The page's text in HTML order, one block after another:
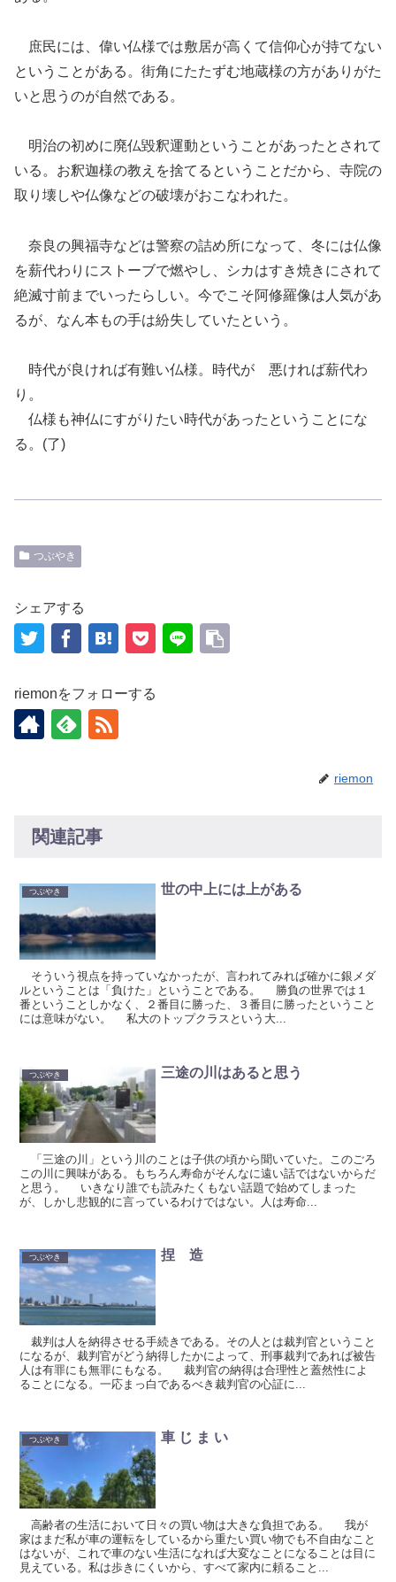
庶民には、偉い仏様では敷居が高くて信仰心が持てない
ということがある。街角にたたずむ地蔵様の方がありがた
いと思うのが自然である。
明治の初めに廃仏毀釈運動ということがあったとされて
いる。お釈迦様の教えを捨てるということだから、寺院の
取り壊しや仏像などの破壊がおこなわれた 。
奈良の興福寺などは警察の詰め所になって、冬には仏像
を薪代わりにストーブで燃やし、シカはすき焼きにされて
絶滅寸前までいったらしい。今でこそ阿修羅像は人気があ
るが、なん本もの手は紛失していたという。
時代が良ければ有難い仏様。 時代が
悪ければ薪代わ
り。
仏様 も神仏にすがりたい時代があったということにな
る。 (了)
つぶやき
シェアする
riemonをフォローする
riemon
関連記事
つぶやき 世の中上には上がある
そういう視点を持っていなかったが、言われてみれば確かに銀メダ
ルということは「負けた」ということである。 勝負の世界では１
番ということしかなく、２番目に勝った、３番目に勝ったということ
には意味がない。 私大のトップクラスという大...
つぶやき 三途の川はあると思う
「三途の川」という川のことは子供の頃から聞いていた。このごろ
この川に興味がある。もちろん寿命がそんなに遠い話ではないからだ
と思う。 いきなり誰でも読みたくもない話題で始めてしまった
が、しかし悲観的に言っているわけではない。人は寿命...
つぶやき 捏 造
裁判は人を納得させる手続きである。その人とは裁判官ということ
になるが、裁判官がどう納得したかによって、刑事裁判であれば被告
人は有罪にも無罪にもなる。 裁判官の納得は合理性と蓋然性によ
ることになる。一応まっ白であるべき裁判官の心証に...
つぶやき 車 じ ま い
高齢者の生活において日々の買い物は大きな負担である。 我が
家はまだ私が車の運転をしているから重たい買い物でも不自由なこと
はないが、これで車のない生活になれば大変なことになることは目に
見えている。私は歩きにくいから、すべて家内に頼ること...